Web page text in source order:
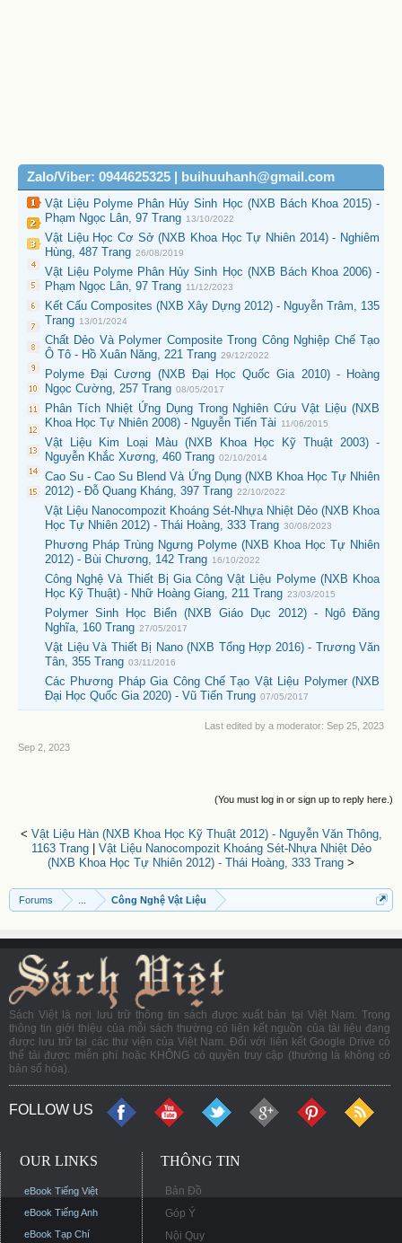
Zalo/Viber: 0944625325 | buihuuhanh@gmail.com
Vật Liệu Polyme Phân Hủy Sinh Học (NXB Bách Khoa 2015) -
Phạm Ngọc Lân, 97 Trang 13/10/2022
Vật Liệu Học Cơ Sở (NXB Khoa Học Tự Nhiên 2014) - Nghiêm
Hùng, 487 Trang 26/08/2019
Vật Liệu Polyme Phân Hủy Sinh Học (NXB Bách Khoa 2006) -
Phạm Ngọc Lân, 97 Trang 11/12/2023
Kết Cấu Composites (NXB Xây Dựng 2012) - Nguyễn Trâm, 135
Trang 13/01/2024
Chất Dẻo Và Polymer Composite Trong Công Nghiệp Chế Tạo
Ô Tô - Hồ Xuân Năng, 221 Trang 29/12/2022
Polyme Đại Cương (NXB Đại Học Quốc Gia 2010) - Hoàng
Ngọc Cường, 257 Trang 08/05/2017
Phân Tích Nhiệt Ứng Dụng Trong Nghiên Cứu Vật Liệu (NXB
Khoa Học Tự Nhiên 2008) - Nguyễn Tiến Tài
11/06/2015
Vật Liệu Kim Loại Màu (NXB Khoa Học Kỹ Thuật 2003) -
Nguyễn Khắc Xương, 460 Trang 02/10/2014
Cao Su - Cao Su Blend Và Ứng Dụng (NXB Khoa Học Tự Nhiên
2012) - Đỗ Quang Kháng, 397 Trang 22/10/2022
Vật Liệu Nanocompozit Khoáng Sét-Nhựa Nhiệt Dẻo (NXB Khoa
Học Tự Nhiên 2012) - Thái Hoàng, 333 Trang 30/08/2023
Phương Pháp Trùng Ngưng Polyme (NXB Khoa Học Tự Nhiên
2012) - Bùi Chương, 142 Trang 16/10/2022
Công Nghệ Và Thiết Bị Gia Công Vật Liệu Polyme (NXB Khoa
Học Kỹ Thuật) - Nhữ Hoàng Giang, 211 Trang 23/03/2015
Polymer Sinh Học Biển (NXB Giáo Dục 2012) - Ngô Đăng
Nghĩa, 160 Trang 27/05/2017
Vật Liệu Và Thiết Bị Nano (NXB Tổng Hợp 2016) - Trương Văn
Tân, 355 Trang 03/11/2016
Các Phương Pháp Gia Công Chế Tạo Vật Liệu Polymer (NXB
Đại Học Quốc Gia 2020) - Vũ Tiến Trung 07/05/2017
Last edited by a moderator: Sep 25, 2023
Sep 2, 2023
(You must log in or sign up to reply here.)
< Vật Liệu Hàn (NXB Khoa Học Kỹ Thuật 2012) - Nguyễn Văn Thông,
1163 Trang| Vật Liệu Nanocompozit Khoáng Sét-Nhựa Nhiệt Dẻo
(NXB Khoa Học Tự Nhiên 2012) - Thái Hoàng, 333 Trang >
Forums Công Nghệ Vật Liệu
Sách Việt là nơi lưu trữ thông tin sách được xuất bản tại Việt Nam. Trong
thông tin giới thiệu của mỗi sách thường có liên kết nguồn của tài liệu đang
được lưu trữ tại các thư viện của Việt Nam. Đối với liên kết Google Drive có
thể tải được miễn phí hoặc KHÔNG có quyền truy cập (thường là không có
bản số hóa).
FOLLOW US
OUR LINKS
eBook Tiếng Việt
eBook Tiếng Anh
eBook Tạp Chí
THÔNG TIN
Bản Đồ
Góp Ý
Nội Quy